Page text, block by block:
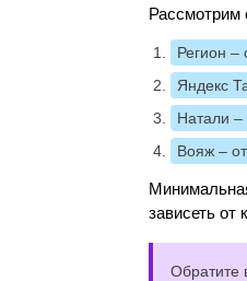
Рассмотрим
Регион –
Яндекс
Натали –
Вояж –
зависеть от
Обратите